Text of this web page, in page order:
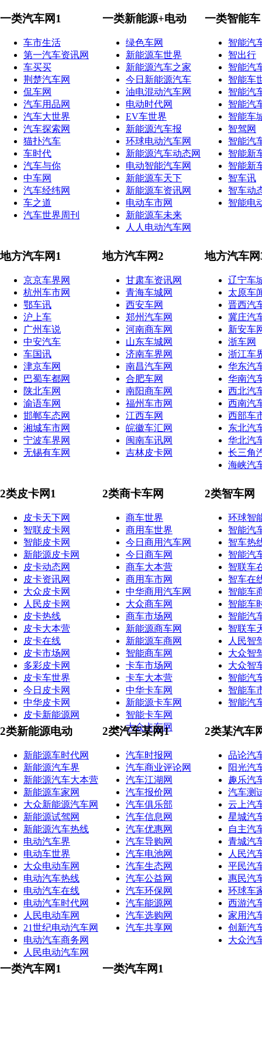
一类汽车网1
车市生活
第一汽车资讯网
车买买
荆楚汽车网
侃车网
汽车用品网
汽车大世界
汽车探索网
猫扑汽车
车时代
汽车与你
中车网
汽车经纬网
车之道
汽车世界周刊
一类新能源+电动
绿色车网
新能源车世界
新能源汽车之家
今日新能源汽车
油电混动汽车网
电动时代网
EV车世界
新能源汽车报
环球电动汽车网
新能源汽车动态网
电动智能汽车网
新能源车天下
新能源车资讯网
电动车市网
新能源车未来
人人电动汽车网
一类智能车
智能汽
智出行
智能汽
智能车
智能汽
智能汽
智能车
智驾网
智能汽
智能新
智能新
智车讯
智车动
智能电
地方汽车网1
京京车界网
杭州车市网
鄂车讯
沪上车
广州车说
中安汽车
车国讯
津京车网
巴蜀车都网
陕北车网
渝语车网
邯郸车态网
湘城车市网
宁波车界网
无锡有车网
地方汽车网2
甘肃车资讯网
青海车城网
西安车网
郑州汽车网
河南商车网
山东车城网
济南车界网
南昌汽车网
合肥车网
南阳商车网
福州车市网
江西车网
皖徽车汇网
闽南车讯网
吉林皮卡网
地方汽车网
辽宁车
太原车
晋西汽
冀庄汽
新安车
浙车网
浙江车
华东汽
华南汽
西北汽
西南汽
西部车
东北汽
华北汽
长三角
海峡汽
2类皮卡网1
皮卡天下网
智联皮卡网
智能皮卡网
新能源皮卡网
皮卡动态网
皮卡资讯网
大众皮卡网
人民皮卡网
皮卡热线
皮卡大本营
皮卡在线
皮卡市场网
多彩皮卡网
皮卡车世界
今日皮卡网
中华皮卡网
皮卡新能源网
2类商卡车网
商车世界
商用车世界
今日商用汽车网
今日商车网
商车大本营
商用车市网
中华商用汽车网
大众商车网
商车市场网
新能源商车网
新能源车商网
智能商车网
卡车市场网
卡车大本营
中华卡车网
新能源卡车网
智能卡车网
大众卡车网
2类智车网
环球智
智能汽
智车热
智能汽
智联车
智车在
智能车
智能车
智能汽
智联车
人民智
大众智
大众智
智能汽
智能车
智能汽
2类新能源电动
新能源车时代网
新能源汽车界
新能源汽车大本营
新能源车家网
大众新能源汽车网
新能源试驾网
新能源汽车热线
电动汽车界
电动车世界
大众电动车网
电动汽车热线
电动汽车在线
电动汽车时代网
人民电动车网
21世纪电动汽车网
电动汽车商务网
人民电动汽车网
2类汽车某网1
汽车时报网
汽车商业评论网
汽车江湖网
汽车报价网
汽车俱乐部
汽车信息网
汽车优惠网
汽车导购网
汽车电池网
汽车生态网
汽车公益网
汽车环保网
汽车能源网
汽车选购网
汽车共享网
2类某汽车
品论汽
阳光汽
趣乐汽
汽车测
云上汽
星城汽
自主汽
青城汽
人民汽
平民汽
惠民汽
环球车
西游汽
家用汽
创新汽
大众汽
一类汽车网1 一类汽车网1